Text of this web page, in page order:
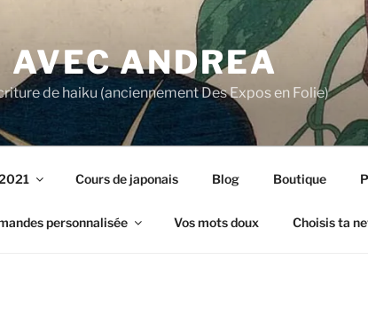
AVEC ANDREA
de haiku (anciennement Des Expos en Folie)
Cours de japonais Blog Boutique
personnalisée Vos mots doux Choisis ta